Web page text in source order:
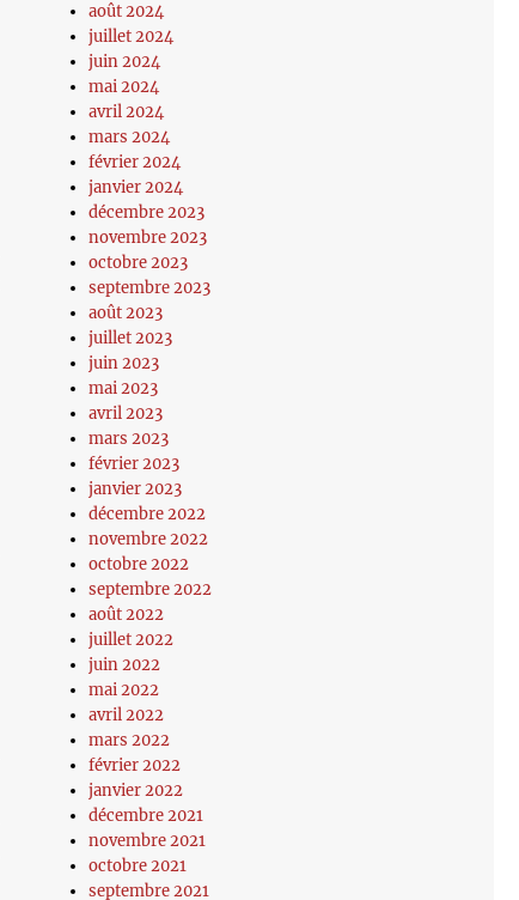
août 2024
juillet 2024
juin 2024
mai 2024
avril 2024
mars 2024
février 2024
janvier 2024
décembre 2023
novembre 2023
octobre 2023
septembre 2023
août 2023
juillet 2023
juin 2023
mai 2023
avril 2023
mars 2023
février 2023
janvier 2023
décembre 2022
novembre 2022
octobre 2022
septembre 2022
août 2022
juillet 2022
juin 2022
mai 2022
avril 2022
mars 2022
février 2022
janvier 2022
décembre 2021
novembre 2021
octobre 2021
septembre 2021